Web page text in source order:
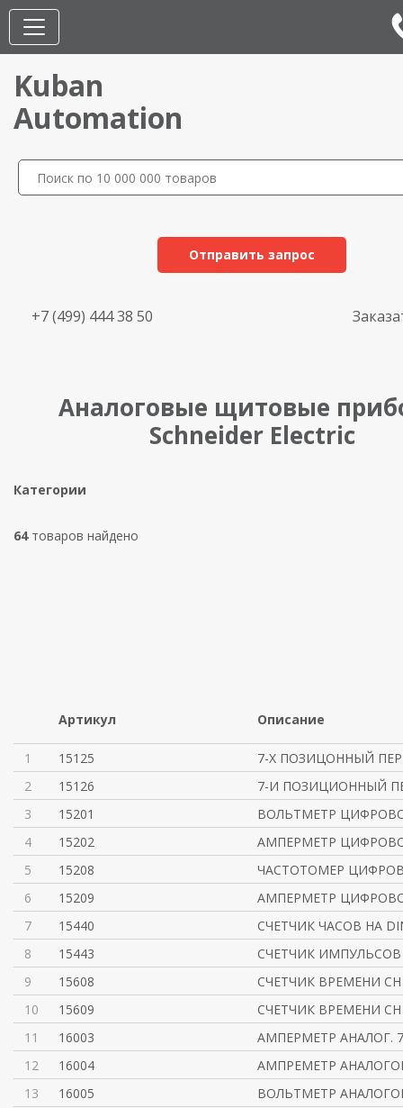
Kuban
Automation
Отправить запрос
+7 (499) 444 38 50
Аналоговые щитовые
Schneider Electric
Категории
64товаров найдено
Артикул Описание
1 15125
7-Х ПОЗИЦОННЫЙ
2
15126
7-И ПОЗИЦИОННЫЙ
3
15201
ВОЛЬТМЕТР
4
15202
АМПЕРМЕТР
5
15208
ЧАСТОТОМЕР
6
15209
АМПЕРМЕТР
7
15440
СЧЕТЧИК ЧАСОВ НА
8
15443
СЧЕТЧИК ИМПУЛЬСОВ
9
15608
СЧЕТЧИК ВРЕМЕНИ CH
10
15609
СЧЕТЧИК ВРЕМЕНИ CH
11
16003
АМПЕРМЕТР АНАЛОГ.
12
16004
АМПРЕМЕТР
13
16005
ВОЛЬТМЕТР